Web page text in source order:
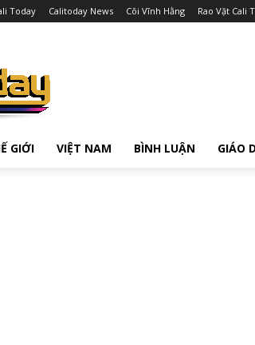
Today Calitoday News Cõi Vĩnh Hằng Rao Vặt Cali
GIỚI VIỆT NAM BÌNH LUẬN GIÁO